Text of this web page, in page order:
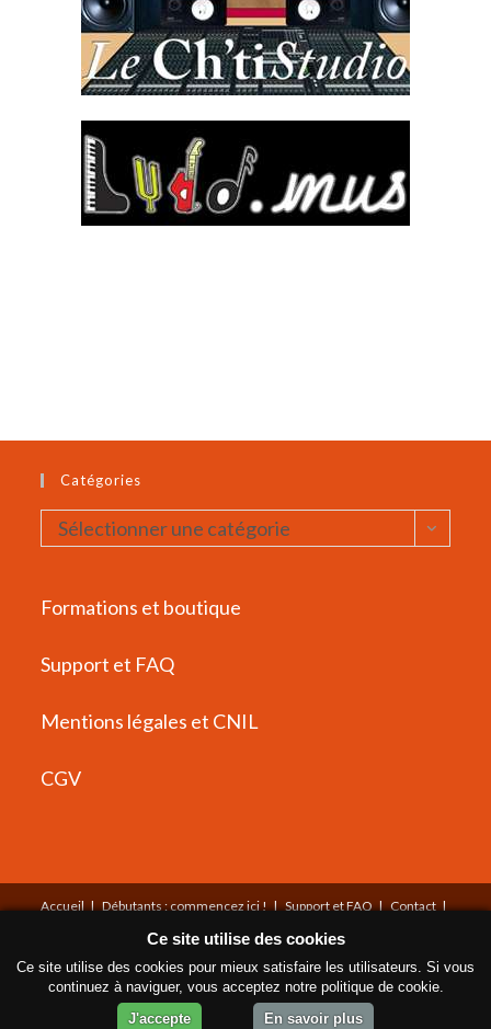
Catégories
Catégories
Sélectionner une catégorie
Formations et boutique
Support et FAQ
Mentions légales et CNIL
CGV
Accueil Débutants : commencez ici ! Support et FAQ
Contact
© Copyright Tous droits réservés
Propulsé par WishList Member -Logiciel d'adhésion
Ce site utilise des cookies
Ce site utilise des cookies pour mieux satisfaire les utilisateurs. Si vous
continuez à naviguer, vous acceptez notre politique de cookie.
J'accepte
En savoir plus